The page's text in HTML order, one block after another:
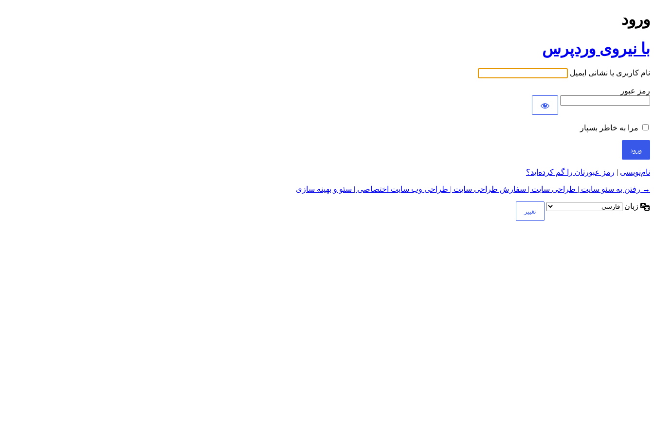
ورود
با نیروی وردپرس
نام کاربری یا نشانی ایمیل
رمز عبور
مرا به خاطر بسپار
نام‌نویسی | رمز عبورتان را گم کرده‌اید؟
→ رفتن به سئو سایت | طراحی سایت | سفارش طراحی سایت | طراحی وب سایت اختصاصی | سئو و بهینه سازی
زبان